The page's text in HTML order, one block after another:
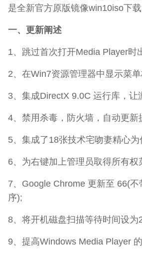
是全新官方原版镜像win10iso下载
一、更新阐述
1、跳过首次打开Media Player时
2、在Win7资源管理器中显示菜
3、集成DirectX 9.0C 运行库，让
4、禁用杀毒，防火墙，自动更新
5、集成了18张技术宅吻妻精心
6、为右键加上管理员取得所有权
7、Google Chrome 更新至 66(
序);
8、将开机磁盘扫描等待时间设为
9、提高Windows Media Player